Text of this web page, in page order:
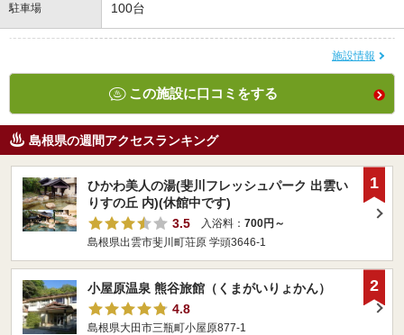
駐車場 100台
施設情報
この施設に口コミをする
島根県の週間アクセスランキング
ひかわ美人の湯(斐川フレッシュパーク 出雲い
りすの丘 内)(休館中です)
3.5
入浴料： 700円～
島根県出雲市斐川町荘原 学頭3646-1
1
小屋原温泉 熊谷旅館（くまがいりょかん）
4.8
島根県大田市三瓶町小屋原877-1
2